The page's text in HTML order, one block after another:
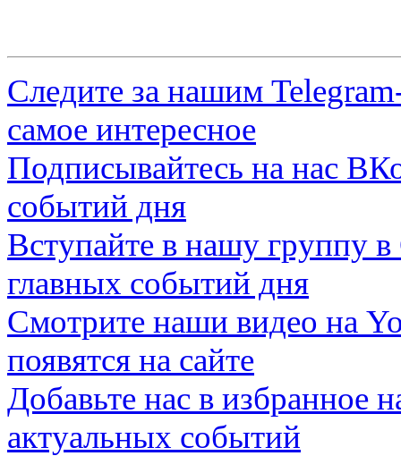
Следите за нашим
самое интересное
Подписывайтесь на нас
событий дня
Вступайте в нашу группу в
главных событий дня
Смотрите наши видео на
появятся на сайте
Добавьте нас в избранное
актуальных событий